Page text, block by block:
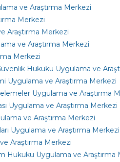
ve Araştırma Merkezi
Merkezi
Araştırma Merkezi
ve Araştırma Merkezi
Merkezi
Hukuku Uygulama ve
Uygulama ve Araştırma Merkezi
Uygulama ve Araştırma
Uygulama ve Araştırma Merkezi
ve Araştırma Merkezi
Uygulama ve Araştırma Merkezi
Araştırma Merkezi
Hukuku Uygulama ve Araştırma